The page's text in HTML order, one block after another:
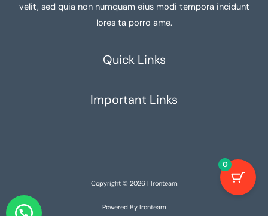
velit, sed quia non numquam eius modi tempora incidunt
lores ta porro ame.
Quick Links
Important Links
Copyright © 2026 | Ironteam
Powered By Ironteam
0